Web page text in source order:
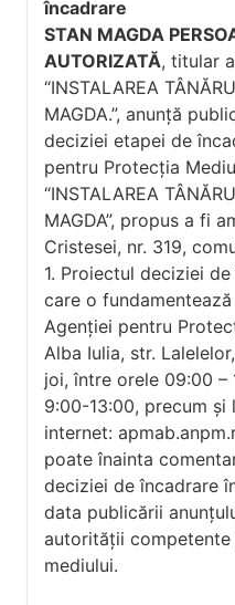
încadrare
STAN MAGDA
AUTORIZATĂ, titular
“INSTALAREA
MAGDA.”, anunță
deciziei etapei de
pentru Protecția
“INSTALAREA
MAGDA”, propus a fi
Cristesei, nr. 319,
1. Proiectul deciziei
care o
Agenției pentru
Alba Iulia, str.
joi, între orele 09:00 –
9:00-13:00, precum și
internet:
poate înainta
deciziei de încadrare
data publicării
autorității
mediului.